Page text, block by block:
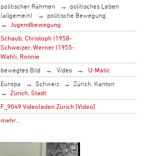
politischer Rahmen
politisches Leben
(allgemein)
politische Bewegung
Jugendbewegung
Schaub, Christoph (1958-
Schweizer, Werner (1955-
Wahli, Ronnie
bewegtes Bild Video
U-Matic
Europa Schweiz
Zürich, Kanton
Zürich, Stadt
F_9049 Videoladen Zürich [Video]
mehr…